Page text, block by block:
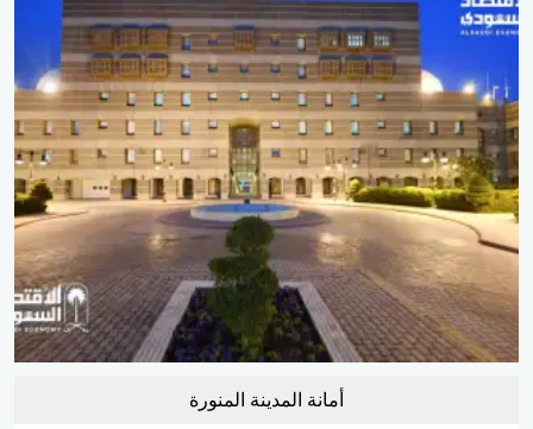
أمانة المدينة المنورة